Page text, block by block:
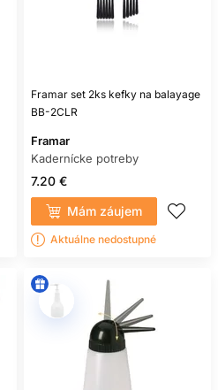
Framar set 2ks kefky na balayage
BB-2CLR
Framar
Kadernícke potreby
7.20 €
Mám záujem
Aktuálne nedostupné